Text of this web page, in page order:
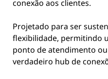
conexão aos clientes.
Projetado para ser
flexibilidade, permitindo
ponto de atendimento
verdadeiro hub de